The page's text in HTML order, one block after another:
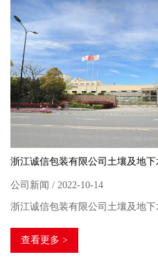
浙江诚信包装有限公司土壤及地下
公司新闻 / 2022-10-14
浙江诚信包装有限公司土壤及地下
查看更多 >